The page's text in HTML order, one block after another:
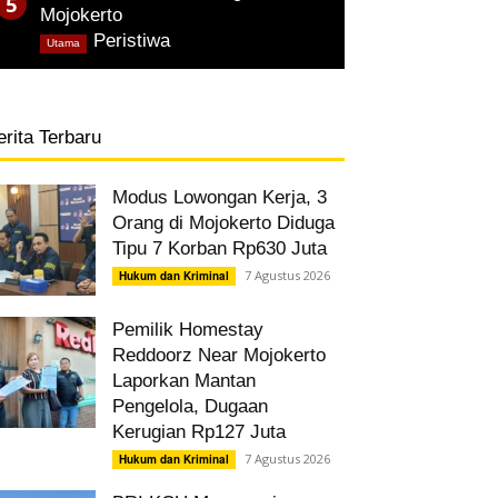
Mojokerto
Peristiwa,
Utama
Terbaru
Modus Lowongan Kerja, 3
Orang di Mojokerto Diduga
Tipu 7 Korban Rp630 Juta
Hukum dan Kriminal 7 Agustus 2026
Pemilik Homestay
Reddoorz Near Mojokerto
Laporkan Mantan
Pengelola, Dugaan
Kerugian Rp127 Juta
Hukum dan Kriminal 7 Agustus 2026